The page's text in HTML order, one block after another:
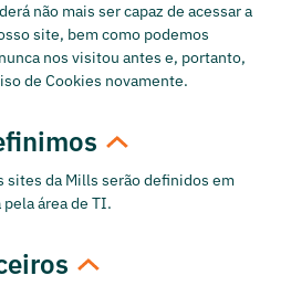
não mais ser capaz de acessar a
site, bem como podemos
nos visitou antes e, portanto,
de Cookies novamente.
sites da Mills serão definidos em
área de TI.